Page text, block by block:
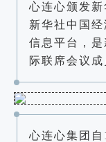
心连心颁发
新华社中国
信息平台，
际联席会议
心连心集团